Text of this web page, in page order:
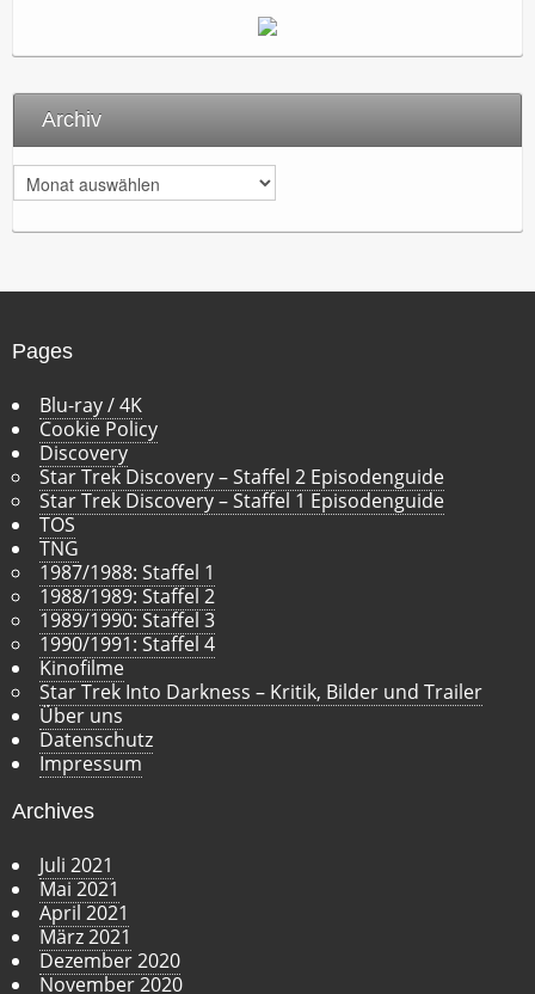
Archiv
r
v
Pages
Blu-ray / 4K
Cookie Policy
Discovery
Star Trek Discovery – Staffel 2 Episodenguide
Star Trek Discovery – Staffel 1 Episodenguide
TOS
TNG
1987/1988: Staffel 1
1988/1989: Staffel 2
1989/1990: Staffel 3
1990/1991: Staffel 4
Kinofilme
Star Trek Into Darkness – Kritik, Bilder und Trailer
Über uns
Datenschutz
Impressum
Archives
Juli 2021
Mai 2021
April 2021
März 2021
Dezember 2020
November 2020